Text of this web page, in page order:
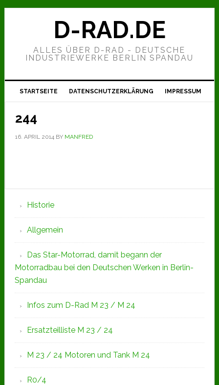
Zur
Hauptnavigation
Zum
Zur
D-RAD.DE
ALLES ÜBER D-RAD - DEUTSCHE
INDUSTRIEWERKE BERLIN SPANDAU
STARTSEITE DATENSCHUTZERKLÄRUNG IMPRESSUM
244
16. APRIL 2014BY MANFRED
Seitenspalte
Historie
Allgemein
Das Star-Motorrad, damit begann der
Motorradbau bei den Deutschen Werken in Berlin-
Spandau
Infos zum D-Rad M 23 / M 24
Ersatzteilliste M 23 / 24
M 23 / 24 Motoren und Tank M 24
R0/4